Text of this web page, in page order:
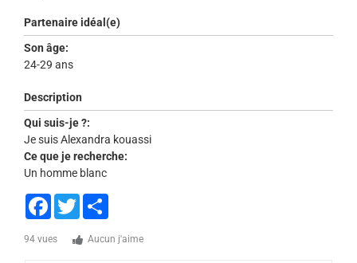
Partenaire idéal(e)
Son âge:
24-29 ans
Description
Qui suis-je ?:
Je suis Alexandra kouassi
Ce que je recherche:
Un homme blanc
Facebook
Twitter
94 vues Aucun j'aime